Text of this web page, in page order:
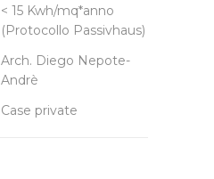
< 15 Kwh/mq*anno
(Protocollo Passivhaus)
Arch. Diego Nepote-
Andrè
Case private